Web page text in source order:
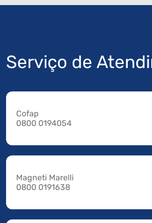
Serviço de
Cofap
0800 0194054
Magneti Marelli
0800 0191638